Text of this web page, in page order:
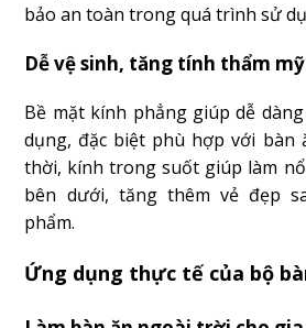
bảo an toàn trong quá trình sử
Dễ vệ sinh, tăng tính thẩm mỹ
Bề mặt kính phẳng giúp dễ
dụng, đặc biệt phù hợp với bàn
thời, kính trong suốt giúp làm
bên dưới, tăng thêm vẻ đẹp
phẩm.
Ứng dụng thực tế của bộ